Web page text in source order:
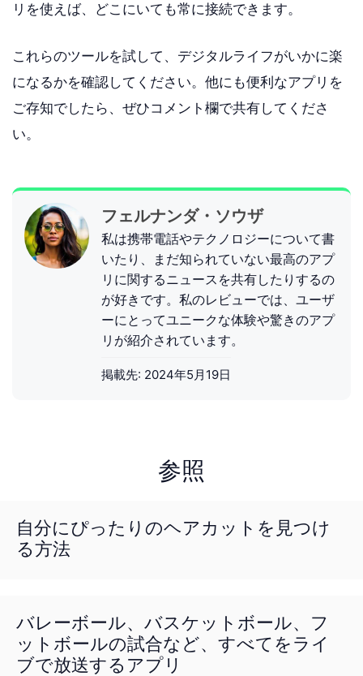
リを使えば、どこにいても常に接続できます。
これらのツールを試して、デジタルライフがいかに楽
になるかを確認してください。他にも便利なアプリを
ご存知でしたら、ぜひコメント欄で共有してくださ
い。
フェルナンダ・ソウザ
私は携帯電話やテクノロジーについて書
いたり、まだ知られていない最高のアプ
リに関するニュースを共有したりするの
が好きです。私のレビューでは、ユーザ
ーにとってユニークな体験や驚きのアプ
リが紹介されています。
掲載先: 2024年5月19日
参照
自分にぴったりのヘアカットを見つけ
る方法
バレーボール、バスケットボール、フ
ットボールの試合など、すべてをライ
ブで放送するアプリ